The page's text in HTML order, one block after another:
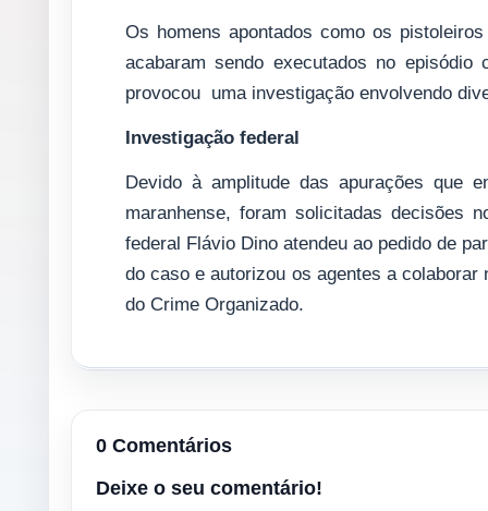
Os homens apontados como os
acabaram sendo executados no
provocou uma investigação envolvendo
Investigação federal
Devido à amplitude das apurações que
maranhense, foram solicitadas decisões
federal Flávio Dino atendeu ao pedido de
do caso e autorizou os agentes a
do Crime Organizado.
0 Comentários
Deixe o seu comentário!